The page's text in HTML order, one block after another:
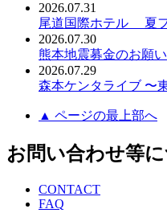
2026.07.31
尾道国際ホテル 夏フ
2026.07.30
熊本地震募金のお願い
2026.07.29
森本ケンタライブ 〜
▲ ページの最上部へ
お問い合わせ等
CONTACT
FAQ